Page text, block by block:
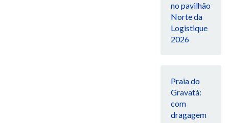
no pavilhão
Norte da
Logistique
2026
Praia do
Gravatá:
com
dragagem